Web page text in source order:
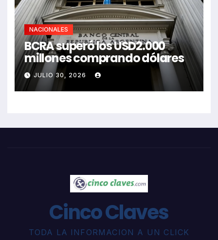
NACIONALES
BCRA superó los USD2.000
millones comprando dólares
JULIO 30, 2026
Cinco Claves
TODA LA INFORMACION A UN CLICK